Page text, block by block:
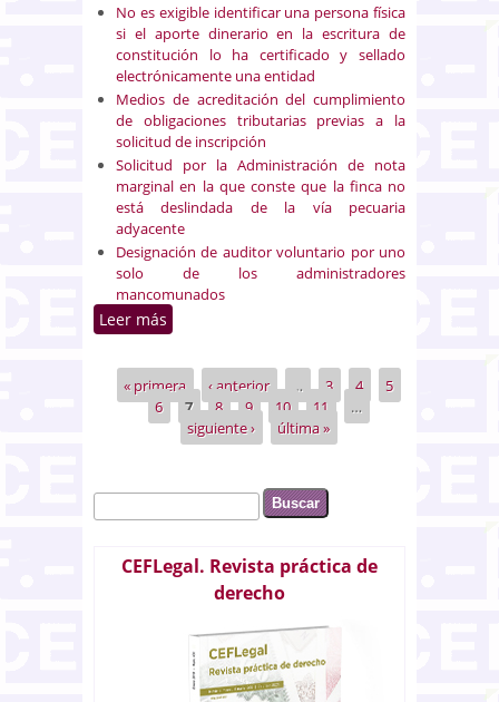
No es exigible identificar una persona física
si el aporte dinerario en la escritura de
constitución lo ha certificado y sellado
electrónicamente una entidad
Medios de acreditación del cumplimiento
de obligaciones tributarias previas a la
solicitud de inscripción
Solicitud por la Administración de nota
marginal en la que conste que la finca no
está deslindada de la vía pecuaria
adyacente
Designación de auditor voluntario por uno
solo de los administradores
mancomunados
Leer más
diciembre de 2022)
Páginas
« primera ‹ anterior … 3 4
5
6
7 8 9 10 11
…
siguiente ›
última »
Formulario de búsqueda
Buscar
CEFLegal. Revista práctica de
derecho